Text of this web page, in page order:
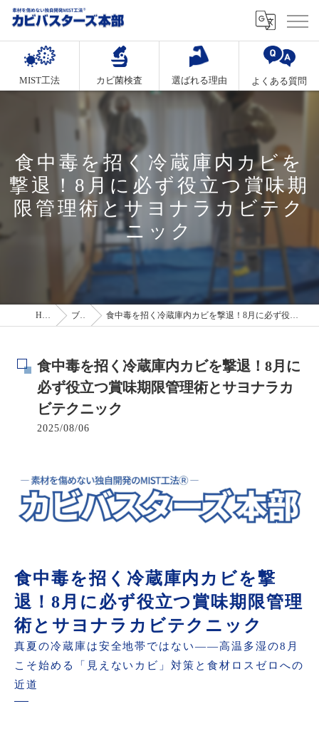
MIST工法 カビ菌検査 選ばれる理由 よくある質問
食中毒を招く冷蔵庫内カビを
撃退！8月に必ず役立つ賞味期
限管理術とサヨナラカビテク
ニック
HOME ブログ 食中毒を招く冷蔵庫内カビを撃退！8月に必ず役立つ賞味期限管理術とサヨナラカビテクニック
食中毒を招く冷蔵庫内カビを撃退！8月に
必ず役立つ賞味期限管理術とサヨナラカ
ビテクニック
2025/08/06
食中毒を招く冷蔵庫内カビを撃
退！8月に必ず役立つ賞味期限管理
術とサヨナラカビテクニック
真夏の冷蔵庫は安全地帯ではない――高温多湿の8月
こそ始める「見えないカビ」対策と食材ロスゼロへの
近道